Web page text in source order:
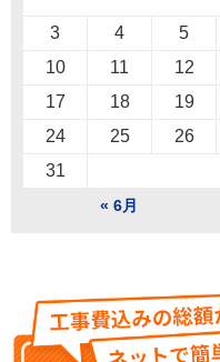
« 6月
3
4 5
10
11 12
17
18 19
24
25 26
31